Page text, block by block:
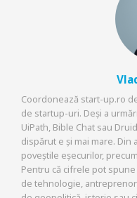
Coordonează start-up.ro
de startup-uri. Deși a
UiPath, Bible Chat sau
dispărut e și mai mare. Din
poveștile eșecurilor,
Pentru că cifrele pot
de tehnologie,